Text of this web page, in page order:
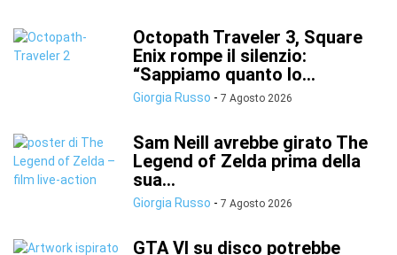
Octopath Traveler 3, Square
Enix rompe il silenzio:
“Sappiamo quanto lo...
Giorgia Russo - 7 Agosto 2026
Sam Neill avrebbe girato The
Legend of Zelda prima della
sua...
Giorgia Russo - 7 Agosto 2026
GTA VI su disco potrebbe